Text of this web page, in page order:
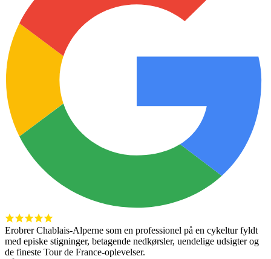
Erobrer Chablais-Alperne som en professionel på en cykeltur fyldt
med episke stigninger, betagende nedkørsler, uendelige udsigter og
de fineste Tour de France-oplevelser.